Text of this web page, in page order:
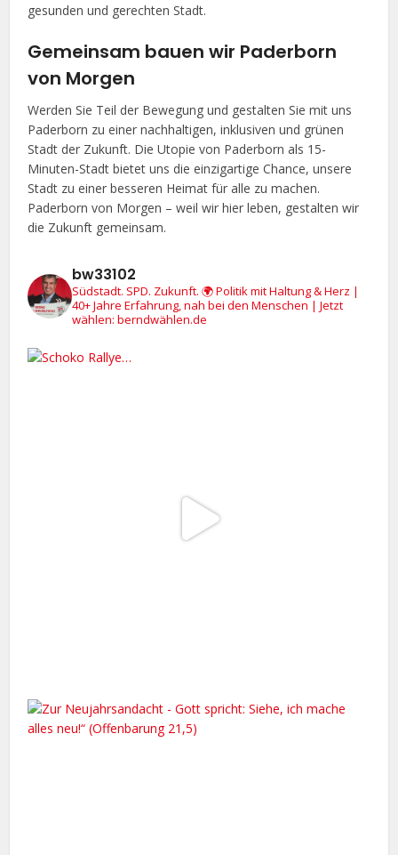
gesunden und gerechten Stadt.
Gemeinsam bauen wir Paderborn
von Morgen
Werden Sie Teil der Bewegung und gestalten Sie mit uns
Paderborn zu einer nachhaltigen, inklusiven und grünen
Stadt der Zukunft. Die Utopie von Paderborn als 15-
Minuten-Stadt bietet uns die einzigartige Chance, unsere
Stadt zu einer besseren Heimat für alle zu machen.
Paderborn von Morgen – weil wir hier leben, gestalten wir
die Zukunft gemeinsam.
bw33102
Südstadt. SPD. Zukunft. 🌍 Politik mit Haltung & Herz |
40+ Jahre Erfahrung, nah bei den Menschen | Jetzt
wählen: berndwählen.de